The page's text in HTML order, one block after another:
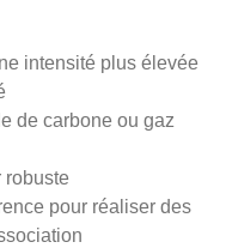
intensité plus élevée
de carbone ou gaz
robuste
pour réaliser des